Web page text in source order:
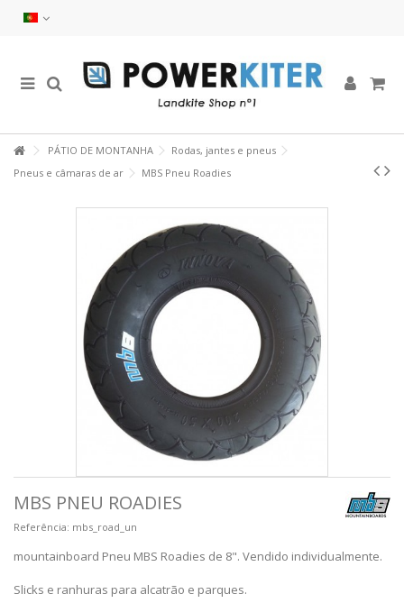
PÁTIO DE MONTANHA
Rodas, jantes e pneus
Pneus e câmaras de ar
MBS Pneu Roadies
MBS PNEU ROADIES
Referência: mbs_road_un
mountainboard Pneu MBS Roadies de 8". Vendido individualmente.
Slicks e ranhuras para alcatrão e parques.